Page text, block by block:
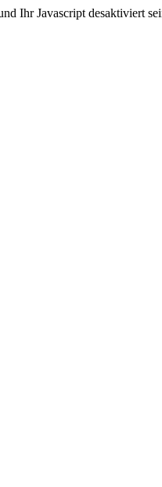
Ihr Javascript desaktiviert